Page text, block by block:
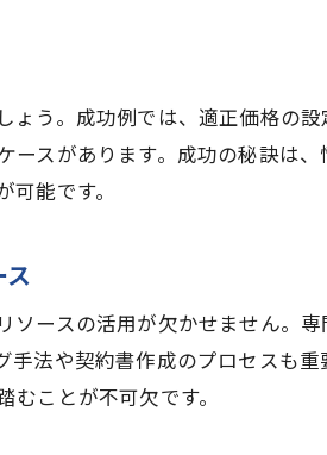
う。成功例では、適正価格の
スがあります。成功の秘訣は
能です。
ースの活用が欠かせません。
法や契約書作成のプロセスも
ことが不可欠です。